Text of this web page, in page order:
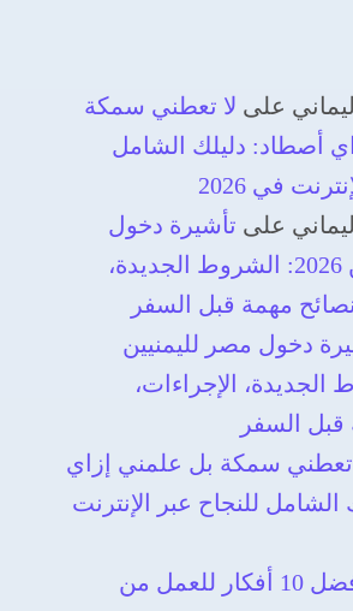
على لا تعطني سمكة
أصطاد: دليلك الشامل
في 2026
على تأشيرة دخول
مصر لليمنيين 2026: الشروط الجديدة،
مهمة قبل السفر
دخول مصر لليمنيين
الجديدة، الإجراءات،
السفر
تعطني سمكة بل علمني إزاي
الشامل للنجاح عبر الإنترنت
أفضل 10 أفكار للعمل من